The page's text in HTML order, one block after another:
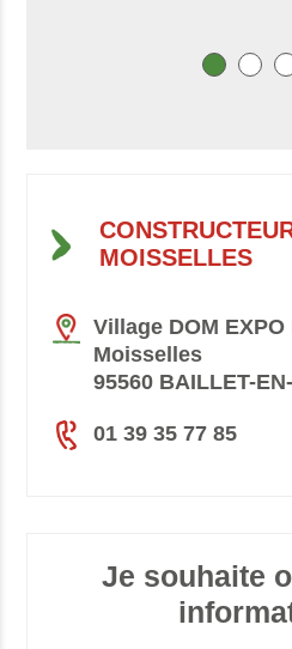
MOISSELLES
Village DOM EXPO
Moisselles
95560 BAILLET-
01 39 35 77 85
Je souhaite